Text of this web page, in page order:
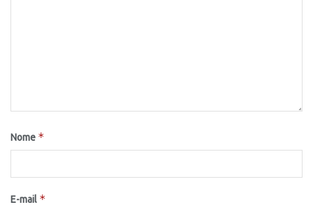
Nome *
E-mail *